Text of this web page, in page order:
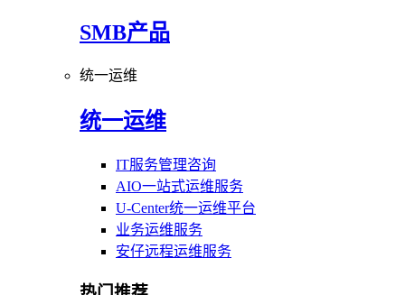
SMB产品
统一运维
统一运维
IT服务管理咨询
AIO一站式运维服务
U-Center统一运维平台
业务运维服务
安仔远程运维服务